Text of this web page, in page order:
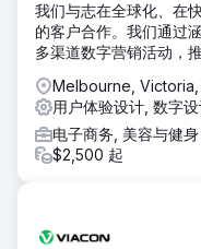
我们与志在全球化、在
的客户合作。我们通过
多渠道数字营销活动，
Melbourne, Victoria,
用户体验设计, 数字
电子商务, 美容与健身
$2,500 起